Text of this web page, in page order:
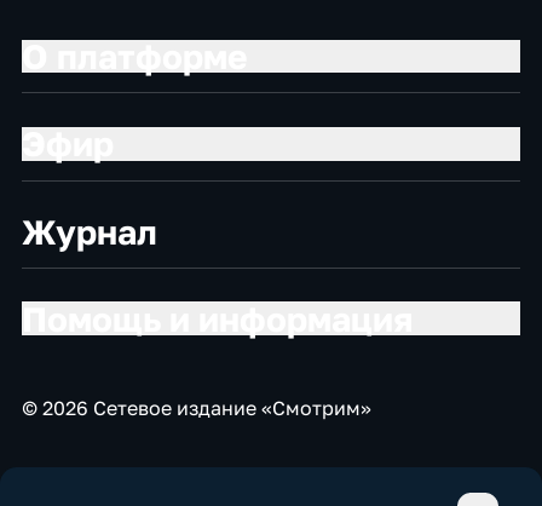
Журнал
© 2026 Сетевое издание «Смотрим»